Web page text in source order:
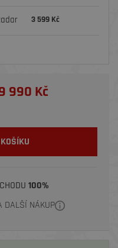
3 599 Kč
990 Kč
100%
DALŠÍ NÁKUP